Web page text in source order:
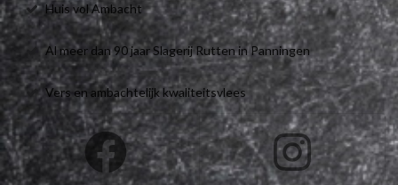
Huis vol Ambacht
Al meer dan 90 jaar Slagerij Rutten in Panningen
Vers en ambachtelijk kwaliteitsvlees